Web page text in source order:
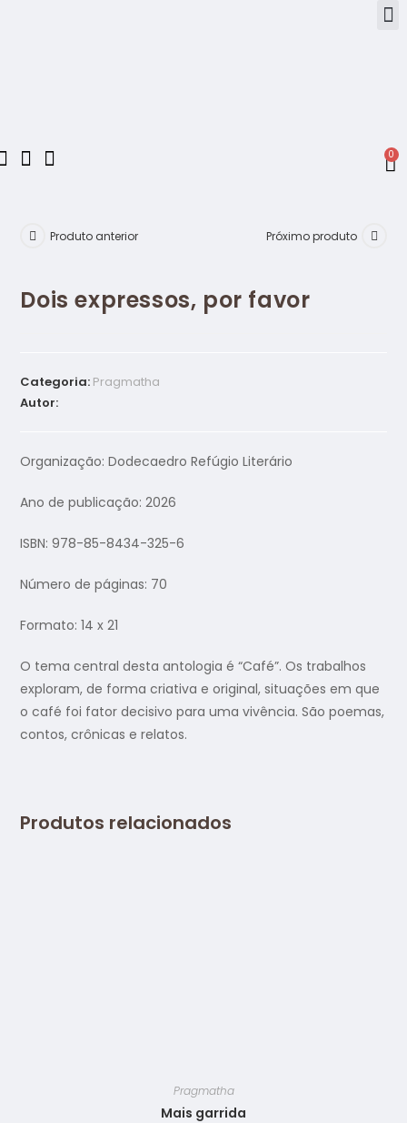
0
Produto anterior Próximo produto
Dois expressos, por favor
Categoria: Pragmatha
Autor:
Organização: Dodecaedro Refúgio Literário
Ano de publicação: 2026
ISBN: 978-85-8434-325-6
Número de páginas: 70
Formato: 14 x 21
O tema central desta antologia é “Café”. Os trabalhos
exploram, de forma criativa e original, situações em que
o café foi fator decisivo para uma vivência. São poemas,
contos, crônicas e relatos.
Produtos relacionados
Pragmatha
Mais garrida